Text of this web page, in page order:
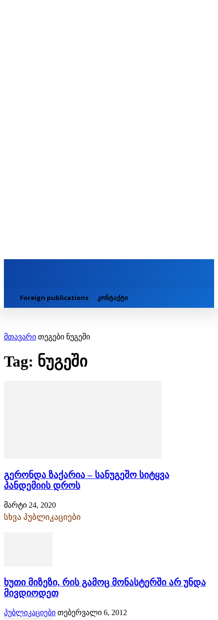
Foreign publications კონტაქტი
მთავარი თეგები ნუგეში
Tag: ნუგეში
გერონდა ზაქარია – სანუგეშო სიტყვა
პანდემიის დროს
მარტი 24, 2020
სხვა პუბლიკაციები
ხუთი მიზეზი, რის გამოც მონასტერში არ უნდა
მივდიოდეთ
პუბლიკაციები თებერვალი 6, 2012